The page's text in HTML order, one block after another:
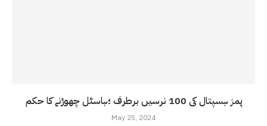
پمز ہسپتال کی 100 نرسیں برطرف ؛ہاسٹل چھوڑنے کا حکم
May 25, 2024